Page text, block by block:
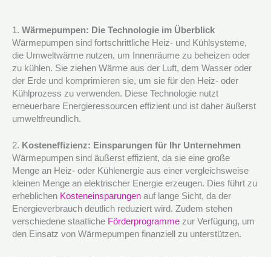
1. Wärmepumpen: Die Technologie im Überblick
Wärmepumpen sind fortschrittliche Heiz- und Kühlsysteme,
die Umweltwärme nutzen, um Innenräume zu beheizen oder
zu kühlen. Sie ziehen Wärme aus der Luft, dem Wasser oder
der Erde und komprimieren sie, um sie für den Heiz- oder
Kühlprozess zu verwenden. Diese Technologie nutzt
erneuerbare Energieressourcen effizient und ist daher äußerst
umweltfreundlich.
2. Kosteneffizienz: Einsparungen für Ihr Unternehmen
Wärmepumpen sind äußerst effizient, da sie eine große
Menge an Heiz- oder Kühlenergie aus einer vergleichsweise
kleinen Menge an elektrischer Energie erzeugen. Dies führt zu
erheblichen Kosteneinsparungen auf lange Sicht, da der
Energieverbrauch deutlich reduziert wird. Zudem stehen
verschiedene staatliche Förderprogramme zur Verfügung, um
den Einsatz von Wärmepumpen finanziell zu unterstützen.